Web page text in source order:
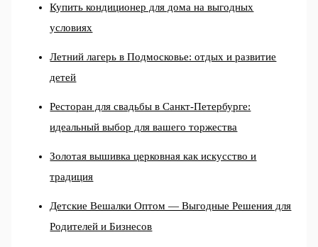
Купить кондиционер для дома на выгодных
условиях
Летний лагерь в Подмосковье: отдых и развитие
детей
Ресторан для свадьбы в Санкт-Петербурге:
идеальный выбор для вашего торжества
Золотая вышивка церковная как искусство и
традиция
Детские Вешалки Оптом — Выгодные Решения для
Родителей и Бизнесов